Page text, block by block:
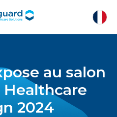
au salon
Healthcare
2024